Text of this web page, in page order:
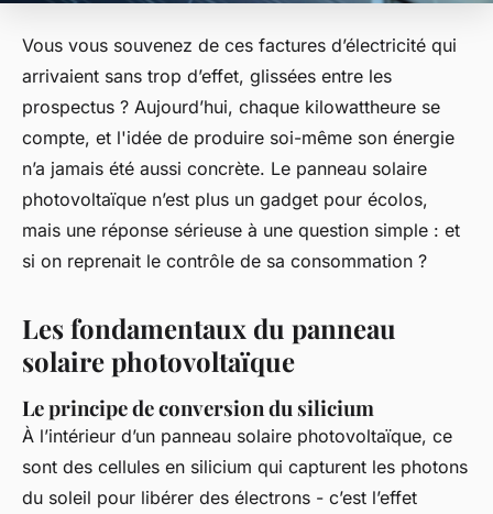
Vous vous souvenez de ces factures d’électricité qui
arrivaient sans trop d’effet, glissées entre les
prospectus ? Aujourd’hui, chaque kilowattheure se
compte, et l'idée de produire soi-même son énergie
n’a jamais été aussi concrète. Le panneau solaire
photovoltaïque n’est plus un gadget pour écolos,
mais une réponse sérieuse à une question simple : et
si on reprenait le contrôle de sa consommation ?
Les fondamentaux du panneau
solaire photovoltaïque
Le principe de conversion du silicium
À l’intérieur d’un panneau solaire photovoltaïque, ce
sont des cellules en silicium qui capturent les photons
du soleil pour libérer des électrons - c’est l’effet